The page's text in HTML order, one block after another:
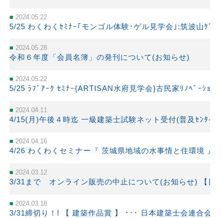
2024.05.22
5/25 わくわくｾﾐﾅｰ｢モンゴル体験･ゲル見学会｣:筑波山ｹ
2024.05.28
令和６年度「会員名簿」の発刊について(お知らせ)
2024.05.22
5/25 ﾗﾌﾞｱｰｸ ｾﾐﾅｰ{ARTISAN水府見学会}古民家ﾘﾉﾍﾞｰｼｮﾝ
2024.04.11
4/15(月)午後４時迄 一級建築士試験ネット受付(普及ｾﾝﾀ-)
2024.04.16
4/26 わくわくセミナー『 茨城県地域の水事情と住環境 』
2024.03.12
3/31まで オンライン販売の中止について(お知らせ) 【日
2024.03.18
3/31締切り！! 【 建築作品賞 】 ･･･ 日本建築士会連合会